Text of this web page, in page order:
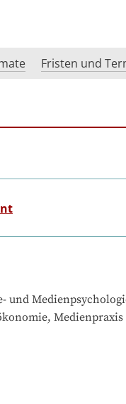
Fristen und
und